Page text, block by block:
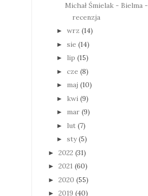
Michał Śmielak - Bielma -
recenzja
► wrz (14)
► sie (14)
► lip (15)
► cze (8)
► maj (10)
► kwi (9)
► mar (9)
► lut (7)
► sty (5)
► 2022 (31)
► 2021 (60)
► 2020 (55)
► 2019 (40)